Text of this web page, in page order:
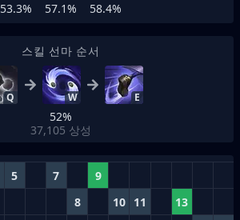
53.3% 57.1% 58.4%
스킬 선마 순서
Q W E
52%
37,105 상성
5 7 9
8 10 11 13